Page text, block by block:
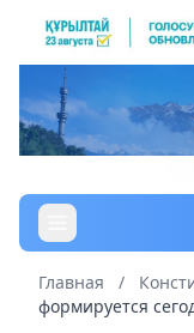
Главная /
формируется